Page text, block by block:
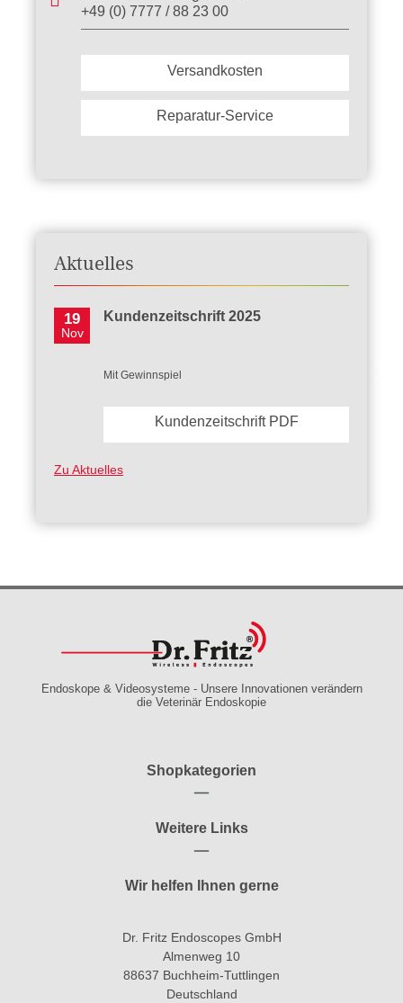
+49 (0) 7777 / 88 23 00
Versandkosten
Reparatur-Service
Aktuelles
19
Nov
Kundenzeitschrift 2025
Mit Gewinnspiel
Kundenzeitschrift PDF
Zu Aktuelles
Endoskope & Videosysteme - Unsere Innovationen verändern
die Veterinär Endoskopie
Shopkategorien
Weitere Links
Wir helfen Ihnen gerne
Dr. Fritz Endoscopes GmbH
Almenweg 10
88637 Buchheim-Tuttlingen
Deutschland